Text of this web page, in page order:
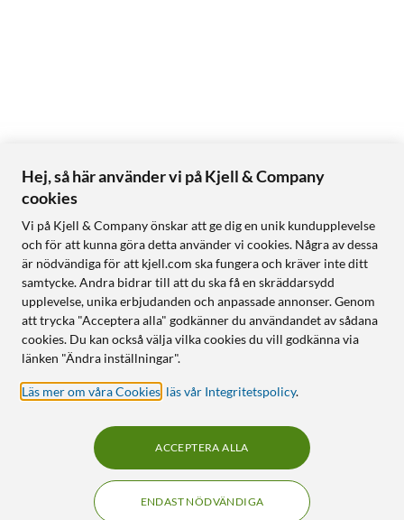
Hej, så här använder vi på Kjell & Company
cookies
Vi på Kjell & Company önskar att ge dig en unik kundupplevelse
och för att kunna göra detta använder vi cookies. Några av dessa
är nödvändiga för att kjell.com ska fungera och kräver inte ditt
samtycke. Andra bidrar till att du ska få en skräddarsydd
upplevelse, unika erbjudanden och anpassade annonser. Genom
att trycka "Acceptera alla" godkänner du användandet av sådana
cookies. Du kan också välja vilka cookies du vill godkänna via
länken "Ändra inställningar".
Läs mer om våra Cookies läs vår Integritetspolicy.
ENDAST NÖDVÄNDIGA
ACCEPTERA ALLA